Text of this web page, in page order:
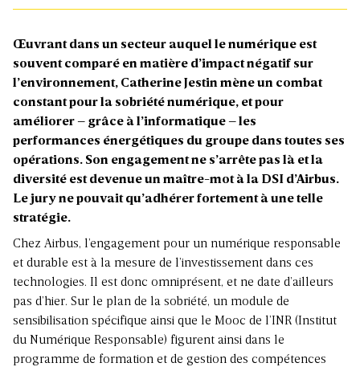
Œuvrant dans un secteur auquel le numérique est
souvent comparé en matière d’impact négatif sur
l’environnement, Catherine Jestin mène un combat
constant pour la sobriété numérique, et pour
améliorer – grâce à l’informatique – les
performances énergétiques du groupe dans toutes ses
opérations. Son engagement ne s’arrête pas là et la
diversité est devenue un maître-mot à la DSI d’Airbus.
Le jury ne pouvait qu’adhérer fortement à une telle
stratégie.
Chez Airbus, l’engagement pour un numérique responsable
et durable est à la mesure de l’investissement dans ces
technologies. Il est donc omniprésent, et ne date d’ailleurs
pas d’hier. Sur le plan de la sobriété, un module de
sensibilisation spécifique ainsi que le Mooc de l’INR (Institut
du Numérique Responsable) figurent ainsi dans le
programme de formation et de gestion des compétences